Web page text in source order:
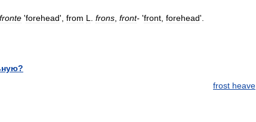
fronte 'forehead', from L frons front- 'front forehead'.
frost heave